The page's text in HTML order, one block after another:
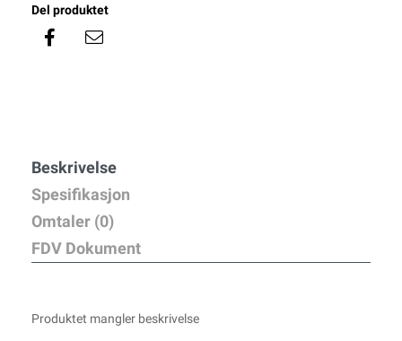
Del produktet
Beskrivelse
Spesifikasjon
Omtaler (0)
FDV Dokument
Produktet mangler beskrivelse